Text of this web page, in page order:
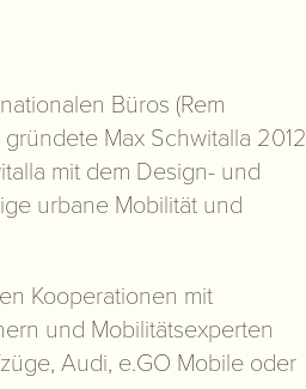
Büros (Rem
Max Schwitalla 2012
mit dem Design- und
urbane Mobilität und
Kooperationen mit
und Mobilitätsexperten
Audi, e.GO Mobile oder